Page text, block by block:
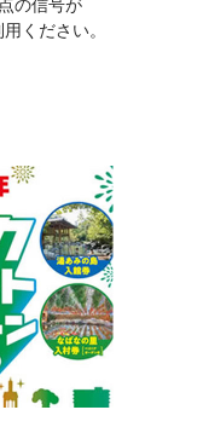
の信号が
ください。